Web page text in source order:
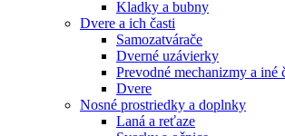
Kladky a bubny
Dvere a ich časti
Samozatvárače
Dverné uzávierky
Prevodné mechanizmy a iné
Dvere
Nosné prostriedky a doplnky
Laná a reťaze